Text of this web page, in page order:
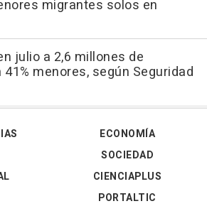
migrantes solos en
julio a 2,6 millones de
menores, según Seguridad
ECONOMÍA
SOCIEDAD
CIENCIAPLUS
PORTALTIC